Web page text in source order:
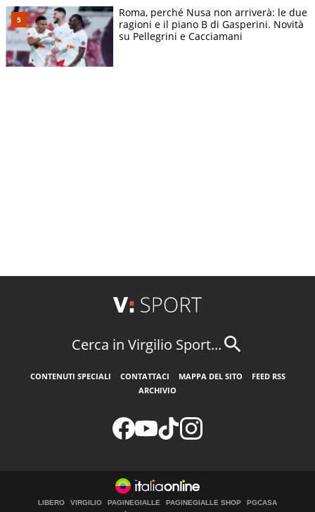
Roma, perché Nusa non arriverà: le due
ragioni e il piano B di Gasperini. Novità
su Pellegrini e Cacciamani
Cerca in Virgilio Sport...
CONTENUTI SPECIALI CONTATTACI MAPPA DEL SITO
FEED RSS
ARCHIVIO
LIBERO VIRGILIO PAGINEGIALLE PAGINEGIALLE SHOP
PGCASA